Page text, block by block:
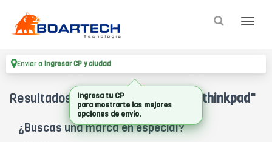
Enviar a Ingresar CP y ciudad
Resultados para"notebook lenovo thinkpad"
¿Buscas una marca en especial?
Ingresa tu CP
para mostrarte las mejores
opciones de envío.